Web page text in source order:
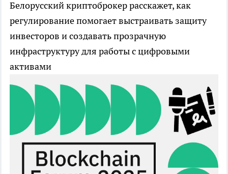
Белорусский криптоброкер расскажет, как
регулирование помогает выстраивать защиту
инвесторов и создавать прозрачную
инфраструктуру для работы с цифровыми
активами